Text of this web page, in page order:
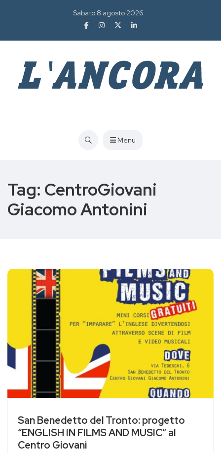
Sabato 8 agosto 2026
Menu
Tag: CentroGiovani
Giacomo Antonini
San Benedetto del Tronto: progetto
“ENGLISH IN FILMS AND MUSIC” al
Centro Giovani